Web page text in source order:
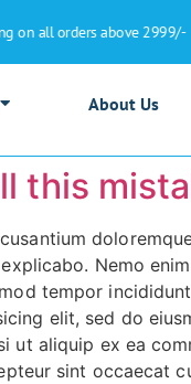
orders above 2999/-
About Us
this
Nemo
tempor
elit, sed do
aliquip ex ea
sint occaecat